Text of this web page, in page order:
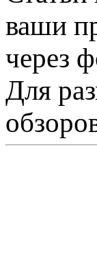
ваши
через
Для